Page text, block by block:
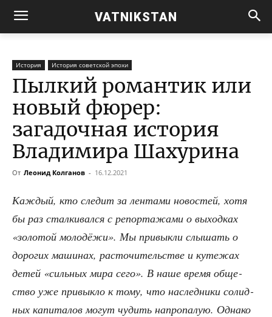
VATNIKSTAN
История История советской эпохи
Пылкий романтик или
новый фюрер:
загадочная история
Владимира Шахурина
От Леонид Колганов - 16.12.2021
Каж­дый, кто сле­дит за лен­та­ми ново­стей, хотя
бы раз стал­ки­вал­ся с репор­та­жа­ми о выход­ках
«золо­той моло­дё­жи». Мы при­вык­ли слы­шать о
доро­гих маши­нах, рас­то­чи­тель­стве и куте­жах
детей «силь­ных мира сего». В наше вре­мя обще­
ство уже при­вык­ло к тому, что наслед­ни­ки солид­
ных капи­та­лов могут чудить напро­па­лую. Одна­ко